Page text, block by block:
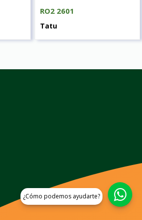
RO2 2601
Tatu
¿Cómo podemos ayudarte?